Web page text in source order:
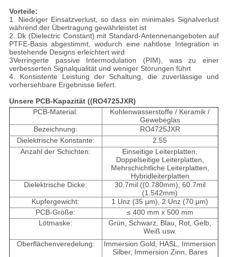
Vorteile:
1. Niedriger Einsatzverlust, so dass ein minimales Signalverlust
während der Übertragung gewährleistet ist
2. Dk (Dielectric Constant) mit Standard-Antennenangeboten auf
PTFE-Basis abgestimmt, wodurch eine nahtlose Integration in
bestehende Designs erleichtert wird
3Verringerte passive Intermodulation (PIM), was zu einer
verbesserten Signalqualität und weniger Störungen führt
4. Konsistente Leistung der Schaltung, die zuverlässige und
vorhersehbare Ergebnisse liefert.
Unsere PCB-Kapazität ((RO4725JXR)
PCB-Material:
Kohlenwasserstoffe / Keramik /
Gewebeglas
Bezeichnung:
RO4725JXR
Dielektrische Konstante:
2.55
Anzahl der Schichten:
Einseitige Leiterplatten,
Doppelseitige Leiterplatten,
Mehrschichtliche Leiterplatten,
Hybridleiterplatten
Dielektrische Dicke:
30.7mil ((0.780mm), 60.7mil
(1.542mm)
Kupfergewicht:
1 Unz (35 μm), 2 Unz (70 μm)
PCB-Größe:
≤ 400 mm x 500 mm
Lötmaske:
Grün, Schwarz, Blau, Rot, Gelb,
Weiß usw.
Oberflächenveredelung:
Immersion Gold, HASL, Immersion
Silber, Immersion Zinn, Bares